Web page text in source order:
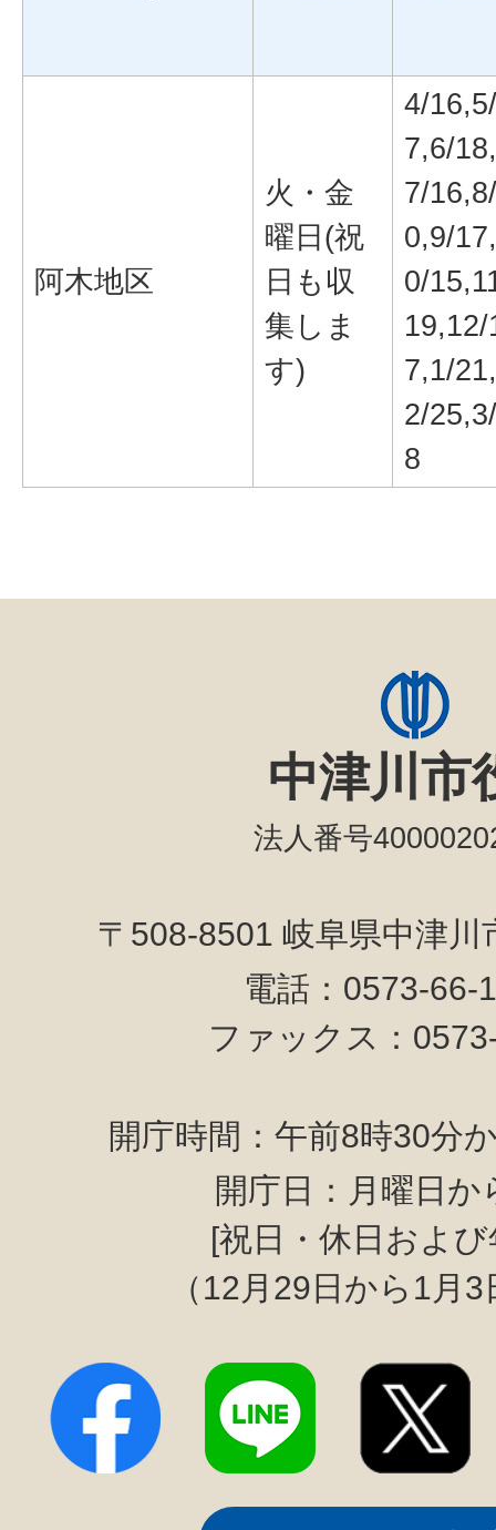
阿木地区
火・金
曜日(祝
日も収
集しま
す)
4/16,5/
7,6/18,
7/
0,9/
0/
19,12/
7,1/21,
2/
8
中津川市
法人番号
〒508-8501 岐阜県中津
電話：0573-
ファックス：
開庁時間：午前8時30分
開庁日：月曜日か
[祝日・休日およ
（12月29日から1月